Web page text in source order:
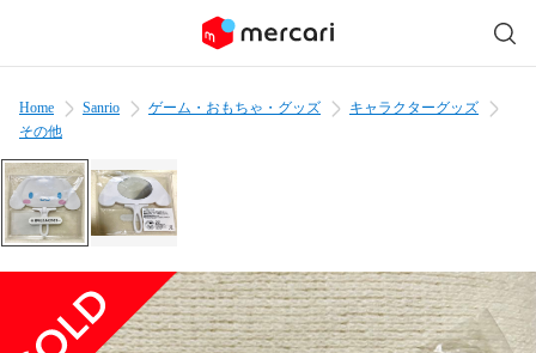
Home Sanrio ゲーム・おもちゃ・グッズ
キャラクターグッズ
その他